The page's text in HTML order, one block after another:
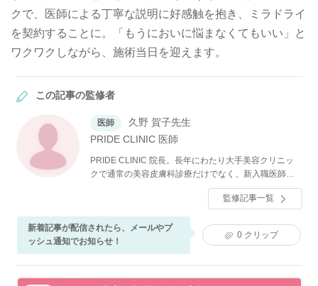
クで、医師による丁寧な説明に好感触を抱き、ミラドライ
を契約することに。「もうにおいに悩まなくてもいい」と
ワクワクしながら、施術当日を迎えます。
この記事の監修者
医師
久野 賀子先生
PRIDE CLINIC 医師
PRIDE CLINIC 院長。長年にわたり大手美容クリニッ
クで通常の美容皮膚科診療だけでなく、新入職医師の
指導や、VIP対応などをおこなっている。それらの経験
を通じ、気軽に先進的な治療を受けていただける、自
由で明るいクリニックを目指している。
監修記事一覧
新着記事が配信されたら、メールやプ
ッシュ通知でお知らせ！
0 クリップ